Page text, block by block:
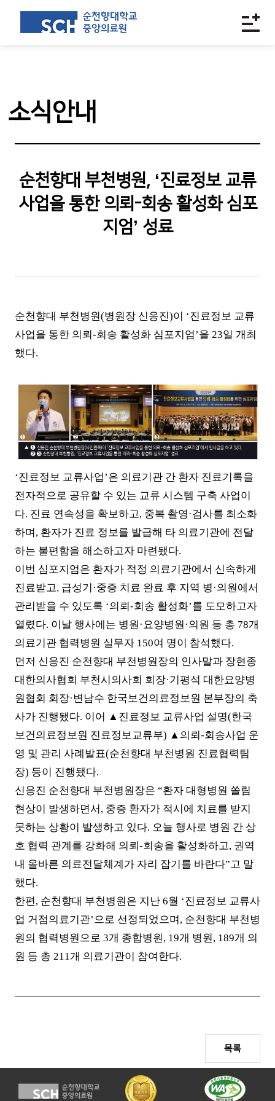
소식안내
순천향대 부천병원, ‘진료정보 교류
사업을 통한 의뢰-회송 활성화 심포
지엄’ 성료
순천향대 부천병원(병원장 신응진)이 ‘진료정보 교류
사업을 통한 의뢰-회송 활성화 심포지엄’을 23일 개최
했다.
‘진료정보 교류사업’은 의료기관 간 환자 진료기록을
전자적으로 공유할 수 있는 교류 시스템 구축 사업이
다. 진료 연속성을 확보하고, 중복 촬영 ·검사를 최소화
하며 , 환자가 진료 정보를 발급해 타 의료기관에 전달
하는 불편함을 해소하고자 마련됐다.
이번 심포지엄은 환자가 적정 의료기관에서 신속하게
진료받고, 급성기 ·중증 치료 완료 후 지역 병 ·의원에서
관리받을 수 있도록 ‘의뢰-회송 활성화’를 도모하고자
열렸다. 이날 행사에는 병원 ·요양병원 ·의원 등 총 78개
의료기관 협력병원 실무자 150여 명이 참석했다.
먼저 신응진 순천향대 부천병원장의 인사말과 장현종
대한의사협회 부천시의사회 회장·기평석 대한요양병
원협회 회장· 변남수 한국보건의료정보원 본부장의 축
사가 진행됐다. 이어 ▲ 진료정보 교류사업 설명(한국
보건의료정보원 진료정보교류부) ▲ 의뢰-회송사업 운
영 및 관리 사례발표(순천향대 부천병원 진료협력팀
장) 등이 진행됐다.
신응진 순천향대 부천병원장은 “환자 대형병원 쏠림
현상이 발생하면서 , 중증 환자가 적시에 치료를 받지
못하는 상황이 발생하고 있다. 오늘 행사로 병원 간 상
호 협력 관계를 강화해 의뢰-회송을 활성화하고, 권역
내 올바른 의료전달체계가 자리 잡기를 바란다”고 말
했다.
한편, 순천향대 부천병원은 지난 6월 ‘진료정보 교류사
업 거점의료기관’으로 선정되었으며 , 순천향대 부천병
원의 협력병원으로 3개 종합병원, 19개 병원, 189개 의
원 등 총 211개 의료기관이 참여한다.
목록